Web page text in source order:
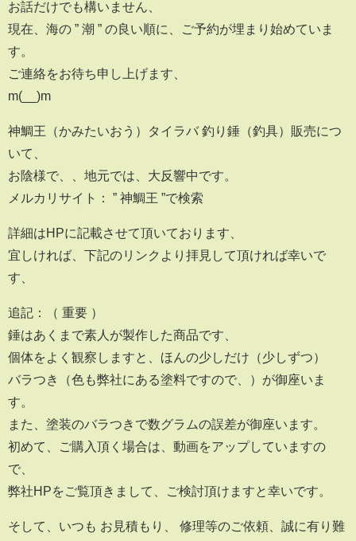
お話だけでも構いません、
現在、海の ” 潮 ” の良い順に、ご予約が埋まり始めていま
す。
ご連絡をお待ち申し上げます、
m(__)m
神鯛王（かみたいおう）タイラバ 釣り錘（釣具）販売につ
いて、
お陰様で、、地元では、大反響中です。
メルカリサイト： ” 神鯛王 ”で検索
詳細はHPに記載させて頂いております、
宜しければ、下記のリンクより拝見して頂ければ幸いで
す、
追記：（ 重要 ）
錘はあくまで素人が製作した商品です、
個体をよく観察しますと、ほんの少しだけ（少しずつ）
バラつき（色も弊社にある塗料ですので、）が御座いま
す。
また、塗装のバラつきで数グラムの誤差が御座います。
初めて、ご購入頂く場合は、動画をアップしていますの
で、
弊社HPをご覧頂きまして、ご検討頂けますと幸いです。
そして、いつも お見積もり、 修理等のご依頼、誠に有り難